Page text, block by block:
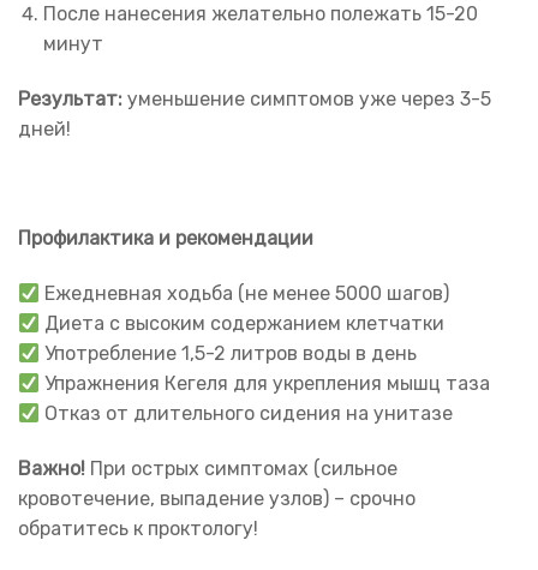
После нанесения желательно полежать 15-20
минут
Результат: уменьшение симптомов уже через 3-5
дней!
Профилактика и рекомендации
Ежедневная ходьба (не менее 5000 шагов)
Диета с высоким содержанием клетчатки
Употребление 1,5-2 литров воды в день
Упражнения Кегеля для укрепления мышц таза
Отказ от длительного сидения на унитазе
Важно! При острых симптомах (сильное
кровотечение, выпадение узлов) – срочно
обратитесь к проктологу!